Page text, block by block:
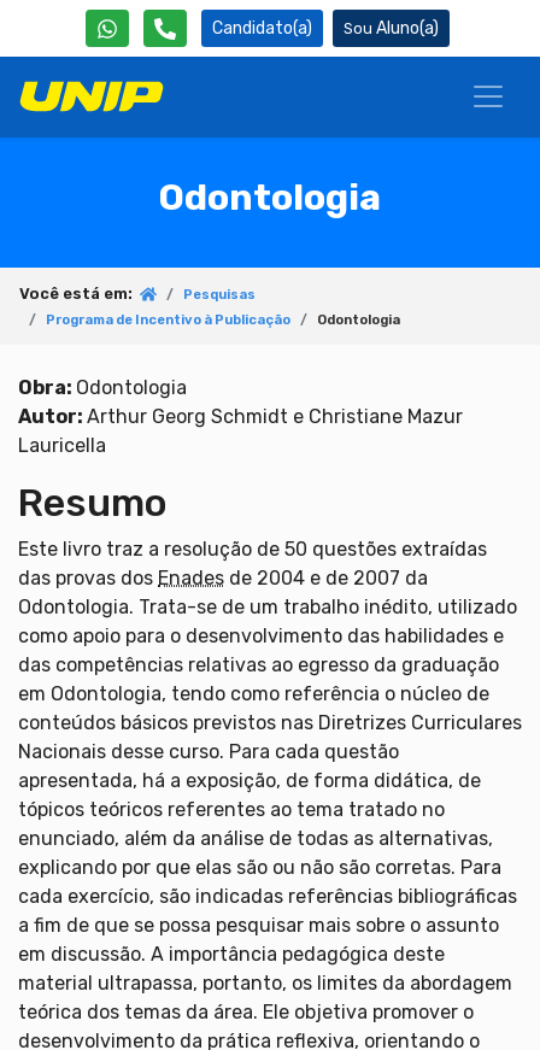
Candidato(a) Aluno(a)
Odontologia
Você está em:
Pesquisas
Programa de Incentivo à Publicação
Odontologia
Obra: Odontologia
Autor: Arthur Georg Schmidt e Christiane Mazur
Lauricella
Resumo
Este livro traz a resolução de 50 questões extraídas
das provas dos Enades de 2004 e de 2007 da
Odontologia. Trata-se de um trabalho inédito, utilizado
como apoio para o desenvolvimento das habilidades e
das competências relativas ao egresso da graduação
em Odontologia, tendo como referência o núcleo de
conteúdos básicos previstos nas Diretrizes Curriculares
Nacionais desse curso. Para cada questão
apresentada, há a exposição, de forma didática, de
tópicos teóricos referentes ao tema tratado no
enunciado, além da análise de todas as alternativas,
explicando por que elas são ou não são corretas. Para
cada exercício, são indicadas referências bibliográficas
a fim de que se possa pesquisar mais sobre o assunto
em discussão. A importância pedagógica deste
material ultrapassa, portanto, os limites da abordagem
teórica dos temas da área. Ele objetiva promover o
desenvolvimento da prática reflexiva, orientando o